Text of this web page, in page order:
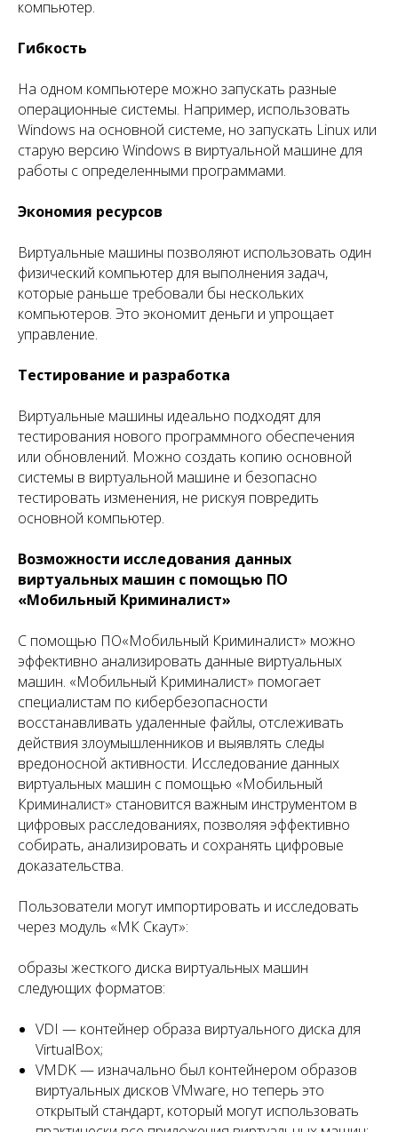
компьютер.
Гибкость
На одном компьютере можно запускать разные
операционные системы. Например, использовать
Windows на основной системе, но запускать Linux или
старую версию Windows в виртуальной машине для
работы с определенными программами.
Экономия ресурсов
Виртуальные машины позволяют использовать один
физический компьютер для выполнения задач,
которые раньше требовали бы нескольких
компьютеров. Это экономит деньги и упрощает
управление.
Тестирование и разработка
Виртуальные машины идеально подходят для
тестирования нового программного обеспечения
или обновлений. Можно создать копию основной
системы в виртуальной машине и безопасно
тестировать изменения, не рискуя повредить
основной компьютер.
Возможности исследования данных
виртуальных машин с помощью ПО
«Мобильный Криминалист»
С помощью ПО«Мобильный Криминалист» можно
эффективно анализировать данные виртуальных
машин. «Мобильный Криминалист» помогает
специалистам по кибербезопасности
восстанавливать удаленные файлы, отслеживать
действия злоумышленников и выявлять следы
вредоносной активности. Исследование данных
виртуальных машин с помощью «Мобильный
Криминалист» становится важным инструментом в
цифровых расследованиях, позволяя эффективно
собирать, анализировать и сохранять цифровые
доказательства.
Пользователи могут импортировать и исследовать
через модуль «МК Скаут»:
образы жесткого диска виртуальных машин
следующих форматов:
VDI — контейнер образа виртуального диска для
VirtualBox;
VMDK — изначально был контейнером образов
виртуальных дисков VMware, но теперь это
открытый стандарт, который могут использовать